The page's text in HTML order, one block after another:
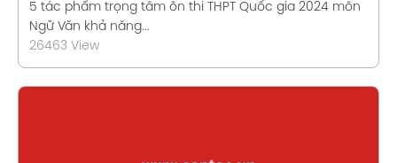
5 tác phẩm trọng tâm ôn thi THPT Quốc gia 2024 môn
Ngữ Văn khả năng...
26463 View